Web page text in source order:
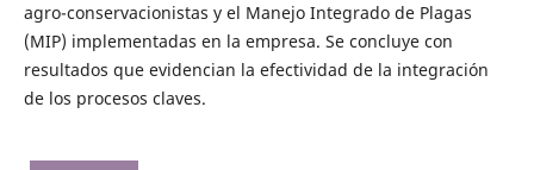
agro-conservacionistas y el Manejo Integrado de Plagas
(MIP) implementadas en la empresa. Se concluye con
resultados que evidencian la efectividad de la integración
de los procesos claves.